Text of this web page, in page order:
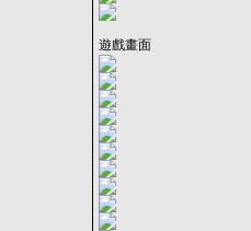
遊戲畫面